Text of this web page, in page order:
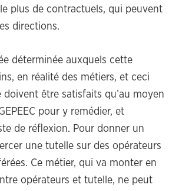
plus de contractuels, qui peuvent
directions.
déterminée auxquels cette
en réalité des métiers, et ceci
être satisfaits qu’au moyen
pour y remédier, et
de réflexion. Pour donner un
une tutelle sur des opérateurs
Ce métier, qui va monter en
opérateurs et tutelle, ne peut